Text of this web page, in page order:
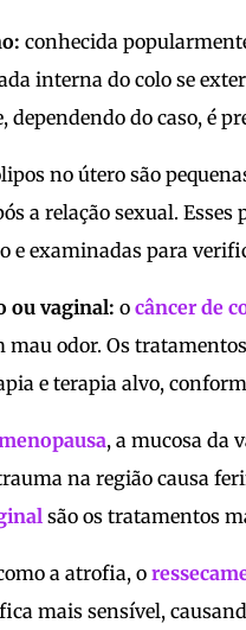
conhecida
interna do colo se
dependendo do caso, é
no útero são
a relação sexual.
e examinadas para
ou vaginal: o câncer de
mau odor. Os
e terapia alvo,
, a mucosa da
na região causa
são os tratamentos
a atrofia, o
mais sensível,